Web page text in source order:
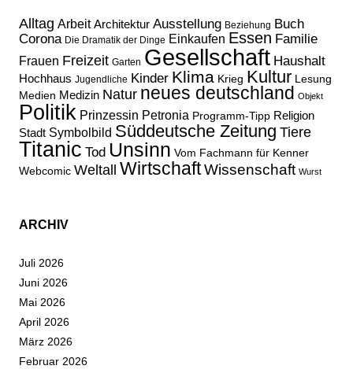
Alltag Arbeit Architektur Ausstellung Beziehung Buch
Corona Die Dramatik der Dinge Einkaufen Essen Familie
Frauen Freizeit Garten Gesellschaft Haushalt
Hochhaus Jugendliche Kinder Klima Krieg Kultur Lesung
Medien Medizin Natur neues deutschland Objekt
Politik Prinzessin Petronia Programm-Tipp Religion
Stadt Symbolbild Süddeutsche Zeitung Tiere
Titanic Tod Unsinn Vom Fachmann für Kenner
Webcomic Weltall WirtschaftWissenschaft Wurst
ARCHIV
Juli 2026
Juni 2026
Mai 2026
April 2026
März 2026
Februar 2026